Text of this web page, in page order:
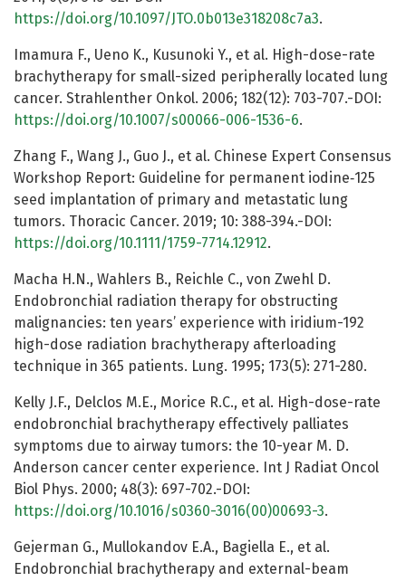
https://doi.org/10.1097/JTO.0b013e318208c7a3.
Imamura F., Ueno K., Kusunoki Y., et al. High-dose-rate
brachytherapy for small-sized peripherally located lung
cancer. Strahlenther Onkol. 2006; 182(12): 703-707.-DOI:
https://doi.org/10.1007/s00066-006-1536-6.
Zhang F., Wang J., Guo J., et al. Chinese Expert Consensus
Workshop Report: Guideline for permanent iodine‐125
seed implantation of primary and metastatic lung
tumors. Thoracic Cancer. 2019; 10: 388-394.-DOI:
https://doi.org/10.1111/1759-7714.12912.
Macha H.N., Wahlers B., Reichle C., von Zwehl D.
Endobronchial radiation therapy for obstructing
malignancies: ten years’ experience with iridium-192
high-dose radiation brachytherapy afterloading
technique in 365 patients. Lung. 1995; 173(5): 271-280.
Kelly J.F., Delclos M.E., Morice R.C., et al. High-dose-rate
endobronchial brachytherapy effectively palliates
symptoms due to airway tumors: the 10-year M. D.
Anderson cancer center experience. Int J Radiat Oncol
Biol Phys. 2000; 48(3): 697-702.-DOI:
https://doi.org/10.1016/s0360-3016(00)00693-3.
Gejerman G., Mullokandov E.A., Bagiella E., et al.
Endobronchial brachytherapy and external-beam